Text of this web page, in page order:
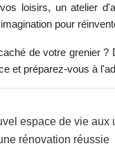
loisirs, un atelier
pour
de votre grenier
et préparez-vous à
espace de vie aux
rénovation réussie